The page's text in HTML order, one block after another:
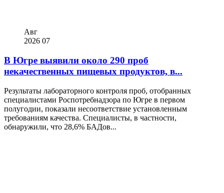
Авг
2026 07
В Югре выявили около 290 проб
некачественных пищевых продуктов, в...
Результаты лабораторного контроля проб, отобранных
специалистами Роспотребнадзора по Югре в первом
полугодии, показали несоответствие установленным
требованиям качества. Специалисты, в частности,
обнаружили, что 28,6% БАДов...